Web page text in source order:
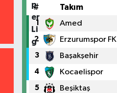
# Takım
1 Amed
2 Erzurumspor FK
3 Başakşehir
4 Kocaelispor
5 Beşiktaş